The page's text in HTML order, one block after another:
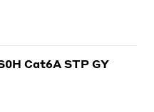
Cat6A STP GY